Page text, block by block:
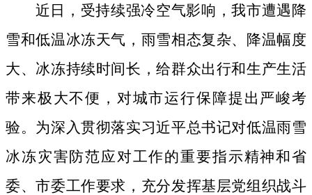
近日，受持续强冷空气影响，我市遭遇降
雪和低温冰冻天气，雨雪相态复杂、降温幅度
大、冰冻持续时间长，给群众出行和生产生活
带来极大不便，对城市运行保障提出严峻考
验。 为深入贯彻落实习近平总书记对低温雨雪
冰冻灾害防范应对工作的重要指示精神和省
委、市委工作要求， 充分发挥基层党组织战斗